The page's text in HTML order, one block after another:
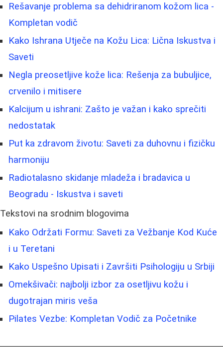
Rešavanje problema sa dehidriranom kožom lica -
Kompletan vodič
Kako Ishrana Utječe na Kožu Lica: Lična Iskustva i
Saveti
Negla preosetljive kože lica: Rešenja za bubuljice,
crvenilo i mitisere
Kalcijum u ishrani: Zašto je važan i kako sprečiti
nedostatak
Put ka zdravom životu: Saveti za duhovnu i fizičku
harmoniju
Radiotalasno skidanje mladeža i bradavica u
Beogradu - Iskustva i saveti
Tekstovi na srodnim blogovima
Kako Održati Formu: Saveti za Vežbanje Kod Kuće
i u Teretani
Kako Uspešno Upisati i Završiti Psihologiju u Srbiji
Omekšivači: najbolji izbor za osetljivu kožu i
dugotrajan miris veša
Pilates Vezbe: Kompletan Vodič za Početnike